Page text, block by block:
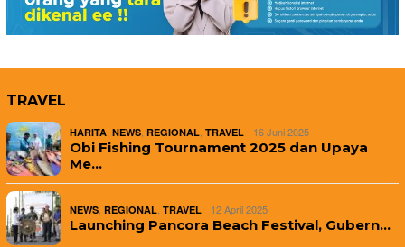
TRAVEL
HARITA, NEWS, REGIONAL, TRAVEL 16 Juni 2025
Obi Fishing Tournament 2025 dan Upaya
Me…
NEWS, REGIONAL, TRAVEL 12 April 2025
Launching Pancora Beach Festival, Gubern…